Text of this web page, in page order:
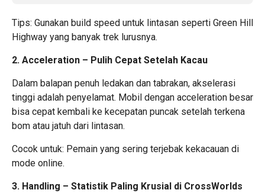
Tips: Gunakan build speed untuk lintasan seperti Green Hill
Highway yang banyak trek lurusnya.
2. Acceleration – Pulih Cepat Setelah Kacau
Dalam balapan penuh ledakan dan tabrakan, akselerasi
tinggi adalah penyelamat. Mobil dengan acceleration besar
bisa cepat kembali ke kecepatan puncak setelah terkena
bom atau jatuh dari lintasan.
Cocok untuk: Pemain yang sering terjebak kekacauan di
mode online.
3. Handling – Statistik Paling Krusial di CrossWorlds